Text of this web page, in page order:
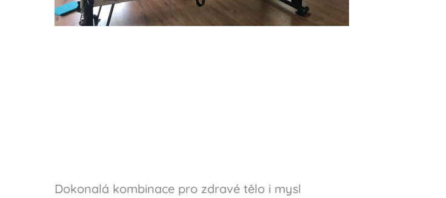
Dokonalá kombinace pro zdravé tělo i mysl